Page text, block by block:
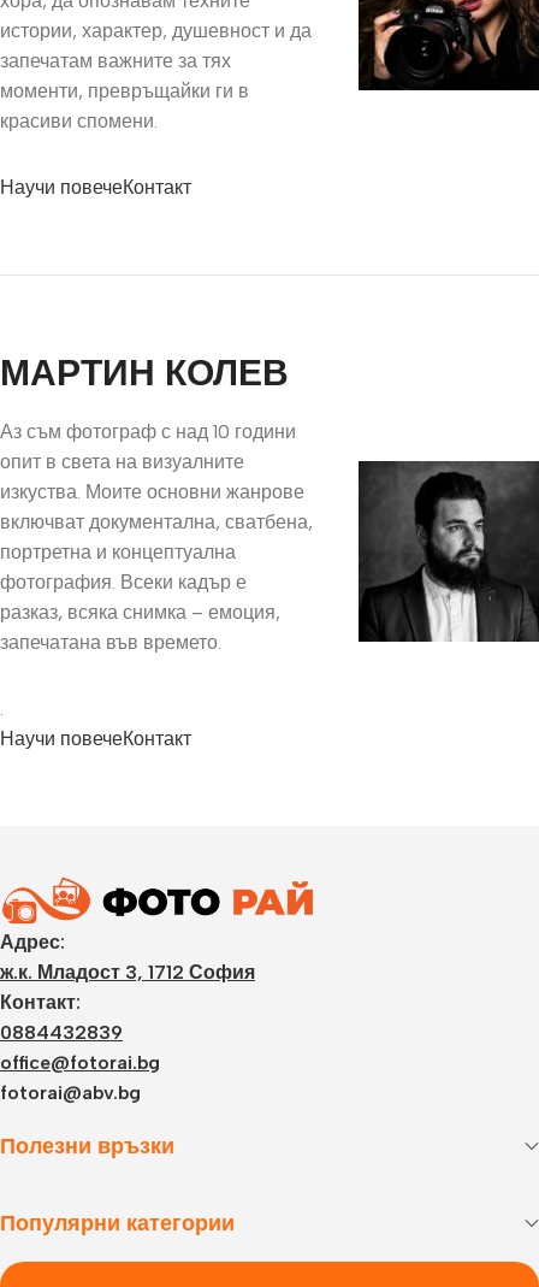
истории, характер, душевност и да
запечатам важните за тях
моменти, превръщайки ги в
красиви спомени.
Научи повечеКонтакт
МАРТИН КОЛЕВ
Аз съм фотограф с над 10 години
опит в света на визуалните
изкуства. Моите основни жанрове
включват документална, сватбена,
портретна и концептуална
фотография. Всеки кадър е
разказ, всяка снимка – емоция,
запечатана във времето.
.
Научи повечеКонтакт
Адрес:
ж.к. Младост 3, 1712 София
Контакт:
0884432839
office@fotorai.bg
fotorai@abv.bg
Полезни връзки
Популярни категории